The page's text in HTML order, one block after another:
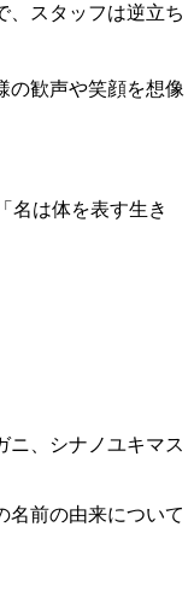
スタッフは逆立ち
の歓声や笑顔を想像
名は体を表す生き
、
シナノユキマス
名前の由来について